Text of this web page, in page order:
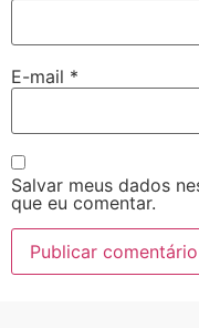
E-mail *
Salvar meus dados
que eu comentar.